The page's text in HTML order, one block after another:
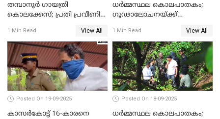
തമ്പാനൂര്‍ ഗായത്രി
കൊലക്കേസ്; പ്രതി പ്രവീണിന്
ലക്ഷം രൂപ പിഴയും
1 Min Read View All
ധർമ്മസ്ഥല കൊലപാതകം;
ഗൂഢാലോചനയ്ക്ക്
1 Min Read View All
Posted On 19-09-2025
കാസർകോട്ട് 16-കാരനെ
Posted On 18-09-2025
ധർമ്മസ്ഥല കൊലപാതകം;